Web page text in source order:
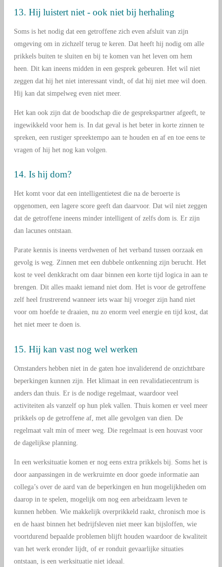
13. Hij luistert niet - ook niet bij herhaling
Soms is het nodig dat een getroffene zich even afsluit van zijn
omgeving om in zichzelf terug te keren. Dat heeft hij nodig om alle
prikkels buiten te sluiten en bij te komen van het leven om hem
heen. Dit kan ineens midden in een gesprek gebeuren. Het wil niet
zeggen dat hij het niet interessant vindt, of dat hij niet mee wil doen.
Hij kan dat simpelweg even niet meer.
Het kan ook zijn dat de boodschap die de gesprekspartner afgeeft, te
ingewikkeld voor hem is. In dat geval is het beter in korte zinnen te
spreken, een rustiger spreektempo aan te houden en af en toe eens te
vragen of hij het nog kan volgen.
14. Is hij dom?
Het komt voor dat een intelligentietest die na de beroerte is
opgenomen, een lagere score geeft dan daarvoor. Dat wil niet zeggen
dat de getroffene ineens minder intelligent of zelfs dom is. Er zijn
dan lacunes ontstaan.
Parate kennis is ineens verdwenen of het verband tussen oorzaak en
gevolg is weg. Zinnen met een dubbele ontkenning zijn berucht. Het
kost te veel denkkracht om daar binnen een korte tijd logica in aan te
brengen. Dit alles maakt iemand niet dom. Het is voor de getroffene
zelf heel frustrerend wanneer iets waar hij vroeger zijn hand niet
voor om hoefde te draaien, nu zo enorm veel energie en tijd kost, dat
het niet meer te doen is.
15. Hij kan vast nog wel werken
Omstanders hebben niet in de gaten hoe invaliderend de onzichtbare
beperkingen kunnen zijn. Het klimaat in een revalidatiecentrum is
anders dan thuis. Er is de nodige regelmaat, waardoor veel
activiteiten als vanzelf op hun plek vallen. Thuis komen er veel meer
prikkels op de getroffene af, met alle gevolgen van dien. De
regelmaat valt min of meer weg. Die regelmaat is een houvast voor
de dagelijkse planning.
In een werksituatie komen er nog eens extra prikkels bij. Soms het is
door aanpassingen in de werkruimte en door goede informatie aan
collega’s over de aard van de beperkingen en hun mogelijkheden om
daarop in te spelen, mogelijk om nog een arbeidzaam leven te
kunnen hebben. Wie makkelijk overprikkeld raakt, chronisch moe is
en de haast binnen het bedrijfsleven niet meer kan bijsloffen, wie
voortdurend bepaalde problemen blijft houden waardoor de kwaliteit
van het werk eronder lijdt, of er ronduit gevaarlijke situaties
ontstaan, is een werksituatie niet ideaal.